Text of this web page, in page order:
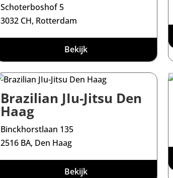
Schoterboshof 5
3032 CH, Rotterdam
Bekijk
Brazilian JIu-Jitsu Den
Haag
Binckhorstlaan 135
2516 BA, Den Haag
Bekijk